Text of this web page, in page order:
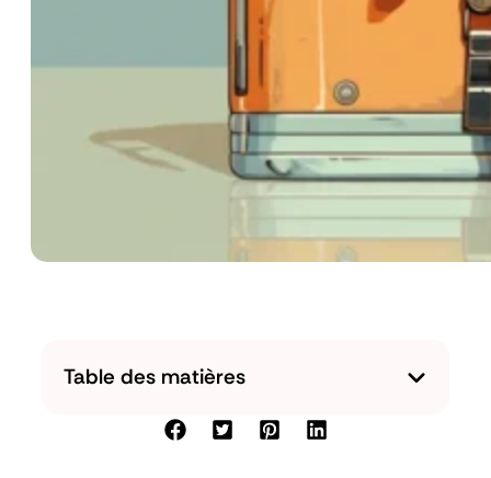
Table des matières